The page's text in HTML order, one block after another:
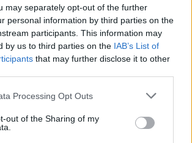
may separately opt-out of the further
personal information by third parties on the
participants. This information may
by us to third parties on the IAB’s List of
that may further disclose it to other
Processing Opt Outs
out of the Sharing of my